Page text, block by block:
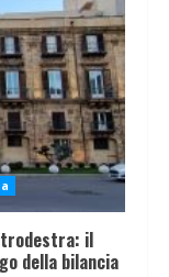
il
della bilancia